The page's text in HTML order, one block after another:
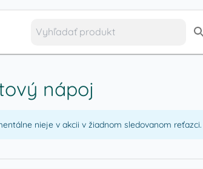
nápoj
nieje v akcii v žiadnom sledovanom reťazci.